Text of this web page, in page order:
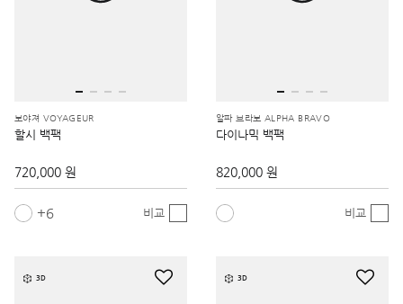
보야져 VOYAGEUR
할시 백팩
720,000 원
6 비교
알파 브라보 ALPHA BRAVO
다이나믹 백팩
820,000 원
비교
3D 3D